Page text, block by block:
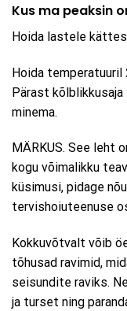
Kus ma peaksin
Hoida lastele
Hoida temperatuuril
Pärast
minema.
MÄRKUS. See leht
kogu võimalikku
küsimusi, pidage
tervishoiuteenuse
Kokkuvõtvalt võib
tõhusad ravimid,
seisundite raviks.
ja turset ning